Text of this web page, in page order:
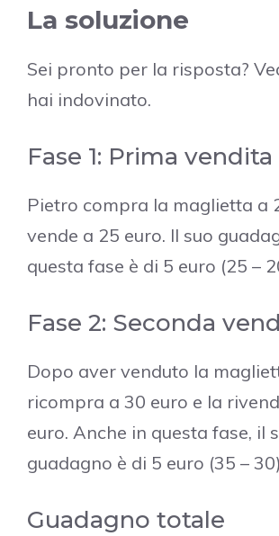
La soluzione
Sei pronto per la risposta?
hai indovinato.
Fase 1: Prima vendita
Pietro compra la maglietta a
vende a 25 euro. Il suo
questa fase è di 5 euro (25 –
Fase 2: Seconda
Dopo aver venduto la
ricompra a 30 euro e la
euro. Anche in questa fase, il
guadagno è di 5 euro (35 –
Guadagno totale